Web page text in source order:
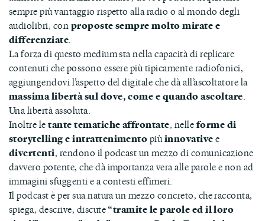
sempre più vantaggio rispetto alla radio o al mondo degli
audiolibri, conproposte sempre molto mirate e
differenziate.
La forza di questo medium sta nella capacità di replicare
contenuti che possono essere più tipicamente radiofonici,
aggiungendovi l’aspetto del digitale che dà all’ascoltatore la
massima libertà sul dove, come e quando ascoltare.
Una libertà assoluta.
Inoltre letante tematiche affrontate, nelleforme di
storytelling e intrattenimentopiùinnovativee
divertenti, rendono il podcast un mezzo di comunicazione
davvero potente, che dà importanza vera alle parole e non ad
immagini sfuggenti e a contesti effimeri.
Il podcast è per sua natura un mezzo concreto, che racconta,
spiega, descrive, discute“tramite le parole ed il loro